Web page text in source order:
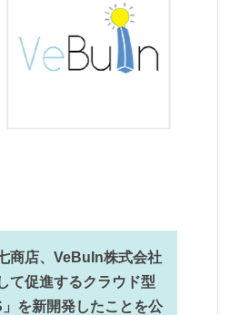
商店、VeBuIn株式会社
て促進するクラウド型
を新開発したことを公